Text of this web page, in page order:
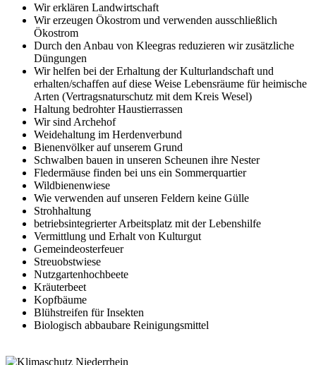
Wir erklären Landwirtschaft
Wir erzeugen Ökostrom und verwenden ausschließlich
Ökostrom
Durch den Anbau von Kleegras reduzieren wir zusätzliche
Düngungen
Wir helfen bei der Erhaltung der Kulturlandschaft und
erhalten/schaffen auf diese Weise Lebensräume für heimische
Arten (Vertragsnaturschutz mit dem Kreis Wesel)
Haltung bedrohter Haustierrassen
Wir sind Archehof
Weidehaltung im Herdenverbund
Bienenvölker auf unserem Grund
Schwalben bauen in unseren Scheunen ihre Nester
Fledermäuse finden bei uns ein Sommerquartier
Wildbienenwiese
Wie verwenden auf unseren Feldern keine Gülle
Strohhaltung
betriebsintegrierter Arbeitsplatz mit der Lebenshilfe
Vermittlung und Erhalt von Kulturgut
Gemeindeosterfeuer
Streuobstwiese
Nutzgartenhochbeete
Kräuterbeet
Kopfbäume
Blühstreifen für Insekten
Biologisch abbaubare Reinigungsmittel